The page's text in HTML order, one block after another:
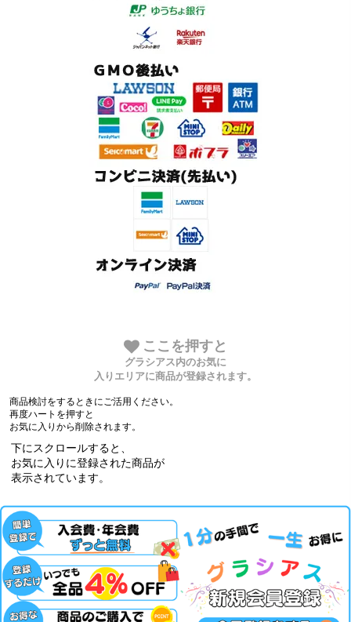
ここを押すと
グラシアス内のお気に
入りエリアに商品が登録されます。
商品検討をするときにご活用ください。
再度ハートを押すと
お気に入りから削除されます。
下にスクロールすると、
お気に入りに登録された商品が
表示されています。